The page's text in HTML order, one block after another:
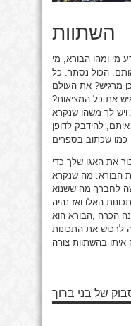
השתוות
מי ומהו הבורא, מי
הכול נסתר. כל
מרגיש? את העולם
את כל המציאות?
לך משהו שנקרא
להידבק לדופן
את האגו שלך כדי
הבורא. מה שנקרא
לחברך מה ששנוא
האלו ואז נהיה
הכרה ,הבורא הוא
לרכוש את התכונות
של בני ברוך